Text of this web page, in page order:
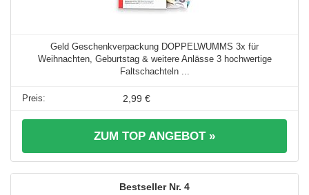
Geld Geschenkverpackung DOPPELWUMMS 3x für
Weihnachten, Geburtstag & weitere Anlässe 3 hochwertige
Faltschachteln ...
2,99 €
ZUM TOP ANGEBOT »
4